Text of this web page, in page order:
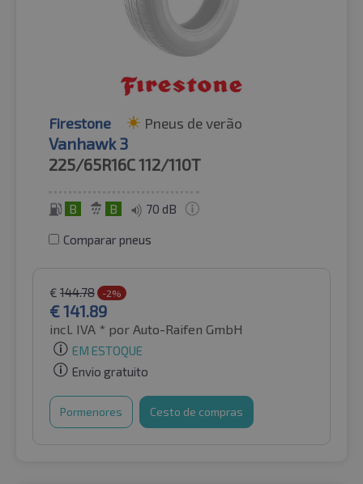
Firestone Pneus de verão
Vanhawk 3
225/65R16C112/110T
B B 70 dB
Comparar pneus
€ 144.78 -2%
€141.89
incl. IVA * por Auto-Raifen GmbH
EM ESTOQUE
Envio gratuito
Pormenores Cesto de compras